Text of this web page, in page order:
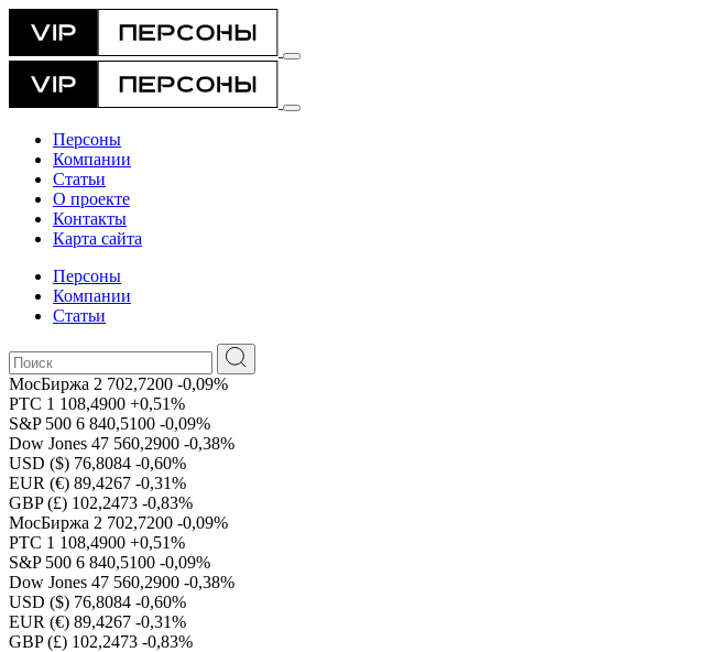
Персоны
Компании
Статьи
О проекте
Контакты
Карта сайта
Персоны
Компании
Статьи
МосБиржа 2 702,7200 -0,09%
РТС 1 108,4900 +0,51%
S&P 500 6 840,5100 -0,09%
Dow Jones 47 560,2900 -0,38%
USD ($) 76,8084 -0,60%
EUR (€) 89,4267 -0,31%
GBP (£) 102,2473 -0,83%
МосБиржа 2 702,7200 -0,09%
РТС 1 108,4900 +0,51%
S&P 500 6 840,5100 -0,09%
Dow Jones 47 560,2900 -0,38%
USD ($) 76,8084 -0,60%
EUR (€) 89,4267 -0,31%
GBP (£) 102,2473 -0,83%